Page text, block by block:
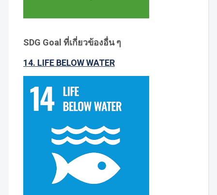
SDG Goal ที่เกี่ยวข้องอื่น ๆ
14. LIFE BELOW WATER